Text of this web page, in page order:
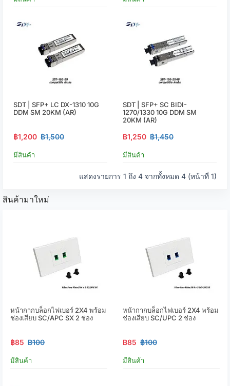
SDT | SFP+ LC DX-1310 10G
DDM SM 20KM (AR)
฿1,200 ฿1,500
มีสินค้า
SDT | SFP+ SC BIDI-
1270/1330 10G DDM SM
20KM (AR)
฿1,250 ฿1,450
มีสินค้า
แสดงรายการ 1 ถึง 4 จากทั้งหมด 4 (หน้าที่ 1)
สินค้ามาใหม่
หน้ากากบล็อกไฟเบอร์ 2X4 พร้อม
ช่องเสียบ SC/APC SX 2 ช่อง
฿85 ฿100
มีสินค้า
หน้ากากบล็อกไฟเบอร์ 2X4 พร้อม
ช่องเสียบ SC/UPC 2 ช่อง
฿85 ฿100
มีสินค้า